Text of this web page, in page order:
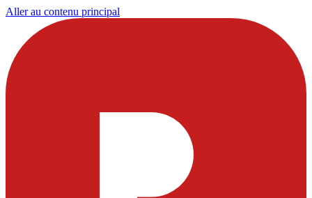
Aller au contenu principal